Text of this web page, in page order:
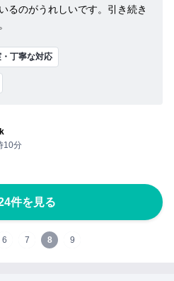
るのがうれしいです。引き続き
丁寧な対応
10分
件を見る
6 7 8 9